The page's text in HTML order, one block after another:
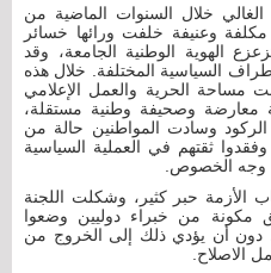
خلال السنوات الماضية من
وعنيفة خلفت ورائها خسائر
الهوية الوطنية الجامعة، وقد
السياسية المختلفة. خلال هذه
مساحة الحرية والعمل الإعلامي
معارضة وصحيفة وطنية مستقلة،
وسادت المواطنين حالة من
ثقتهم في العملية السياسية
وجه الخصوص.
حبر كثير، وشكلت اللجنة
مكونة من خبراء دوليين وضعوا
دون أن يؤدي ذلك إلى الخروج من
الاصلاح.